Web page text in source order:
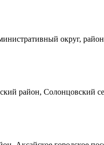
округ,
район, Солонцовский